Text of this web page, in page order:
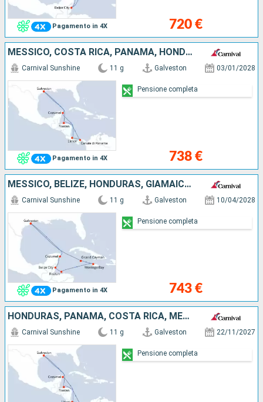
Pagamento in 4X 720 €
MESSICO, COSTA RICA, PANAMA, HONDURAS, STATI UNITI
Pagamento in 4X
Carnival Sunshine 11 g Galveston 03/01/2028
738 €
Pensione completa
MESSICO, BELIZE, HONDURAS, GIAMAICA, ISOLE CAYMAN, STATI UNITI
Pagamento in 4X
Carnival Sunshine 11 g Galveston 10/04/2028
743 €
Pensione completa
HONDURAS, PANAMA, COSTA RICA, MESSICO, STATI UNITI
Carnival Sunshine 11 g Galveston 22/11/2027
Pensione completa